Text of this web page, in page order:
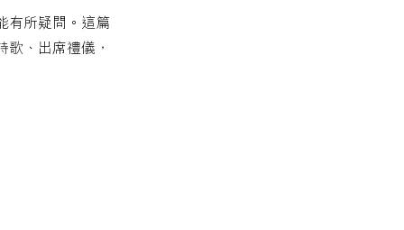
有所疑問。這篇
歌、出席禮儀，